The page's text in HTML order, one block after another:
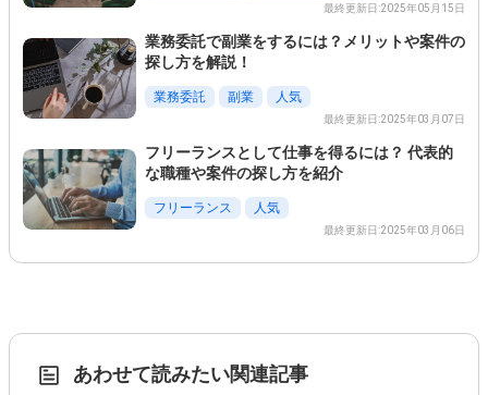
最終更新日:2025年05月15日
業務委託で副業をするには？メリットや案件の
探し方を解説！
業務委託 副業 人気
最終更新日:2025年03月07日
フリーランスとして仕事を得るには？ 代表的
な職種や案件の探し方を紹介
フリーランス 人気
最終更新日:2025年03月06日
あわせて読みたい関連記事